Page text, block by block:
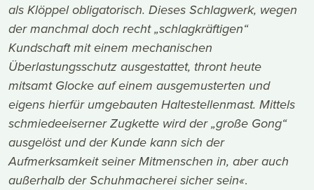
als Klöppel obligatorisch. Dieses Schlagwerk, wegen
der manchmal doch recht „schlagkräftigen“
Kundschaft mit einem mechanischen
Überlastungsschutz ausgestattet, thront heute
mitsamt Glocke auf einem ausgemusterten und
eigens hierfür umgebauten Haltestellenmast. Mittels
schmiedeeiserner Zugkette wird der „große Gong“
ausgelöst und der Kunde kann sich der
Aufmerksamkeit seiner Mitmenschen in, aber auch
außerhalb der Schuhmacherei sicher sein«.